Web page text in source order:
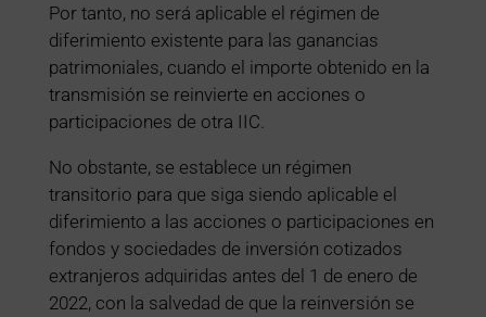
Por tanto, no será aplicable el régimen de
diferimiento existente para las ganancias
patrimoniales, cuando el importe obtenido en la
transmisión se reinvierte en acciones o
participaciones de otra IIC.
No obstante, se establece un régimen
transitorio para que siga siendo aplicable el
diferimiento a las acciones o participaciones en
fondos y sociedades de inversión cotizados
extranjeros adquiridas antes del 1 de enero de
2022, con la salvedad de que la reinversión se